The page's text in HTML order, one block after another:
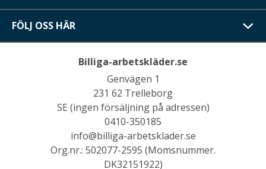
FÖLJ OSS HÄR
Billiga-arbetskläder.se
Genvägen 1
231 62 Trelleborg
SE (ingen försäljning på adressen)
0410-350185
info@billiga-arbetsklader.se
Org.nr.: 502077-2595 (Momsnummer.
DK32151922)